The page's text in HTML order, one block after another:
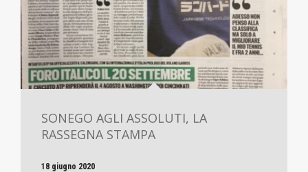
SONEGO AGLI ASSOLUTI, LA
RASSEGNA STAMPA
18 giugno 2020